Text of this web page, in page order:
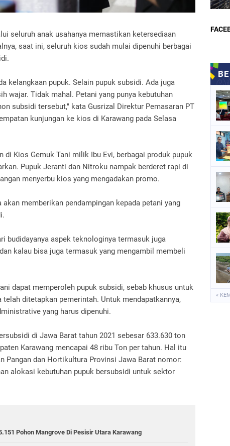
seluruh anak usahanya memastikan ketersediaan
saat ini, seluruh kios sudah mulai dipenuhi berbagai
kelangkaan pupuk. Selain pupuk subsidi. Ada juga
wajar. Tidak mahal. Petani yang punya kebutuhan
subsidi tersebut," kata Gusrizal Direktur Pemasaran PT
kunjungan ke kios di Karawang pada Selasa
di Kios Gemuk Tani milik Ibu Evi, berbagai produk pupuk
Pupuk Jeranti dan Nitroku nampak berderet rapi di
menyerbu kios yang mengadakan promo.
memberikan pendampingan kepada petani yang
budidayanya aspek teknologinya termasuk juga
kalau bisa juga termasuk yang mengambil membeli
dapat memperoleh pupuk subsidi, sebab khusus untuk
ditetapkan pemerintah. Untuk mendapatkannya,
yang harus dipenuhi.
di Jawa Barat tahun 2021 sebesar 633.630 ton
Karawang mencapai 48 ribu Ton per tahun. Hal itu
Pangan dan Hortikultura Provinsi Jawa Barat nomor:
alokasi kebutuhan pupuk bersubsidi untuk sektor
Pohon Mangrove Di Pesisir Utara Karawang
«